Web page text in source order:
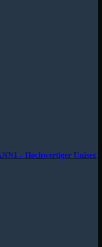
– Hochwertiger Unisex